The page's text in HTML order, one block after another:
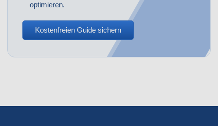
optimieren.
Kostenfreien Guide sichern